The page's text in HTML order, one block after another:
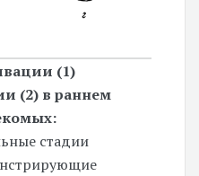
(1)
(2) в раннем
стадии